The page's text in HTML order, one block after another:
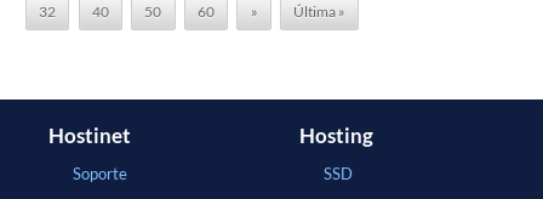
32 40 50 60 » Última »
Hostinet
Soporte
Hosting
SSD